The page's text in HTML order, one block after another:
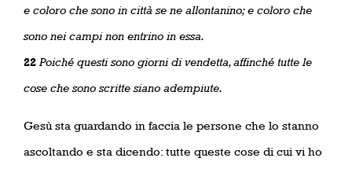
e coloro che sono in città se ne allontanino; e coloro che
sono nei campi non entrino in essa.
22 Poiché questi sono giorni di vendetta, affinché tutte le
cose che sono scritte siano adempiute.
Gesù sta guardando in faccia le persone che lo stanno
ascoltando e sta dicendo: tutte queste cose di cui vi ho